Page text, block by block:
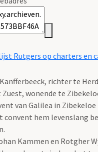
Rutgers op charters en
richter te
wonende te
van Galilea in
convent hem levenslang
Kammen en Rotgher